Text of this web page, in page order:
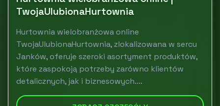
TwojaUlubionaHurtownia
Hurtownia wielobranżowa online
TwojaUlubionaHurtownia, zlokalizowana w sercu
Janków, oferuje szeroki asortyment produktów,
które zaspokoją potrzeby zarówno klientów
detalicznych, jak i biznesowych....